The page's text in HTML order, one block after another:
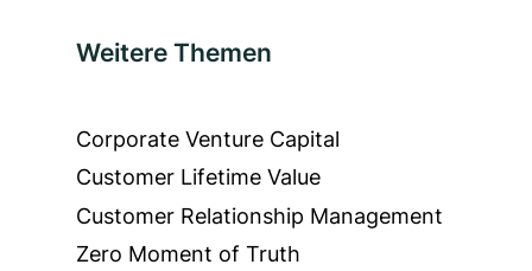
Weitere Themen
Corporate Venture Capital
Customer Lifetime Value
Customer Relationship Management
Zero Moment of Truth